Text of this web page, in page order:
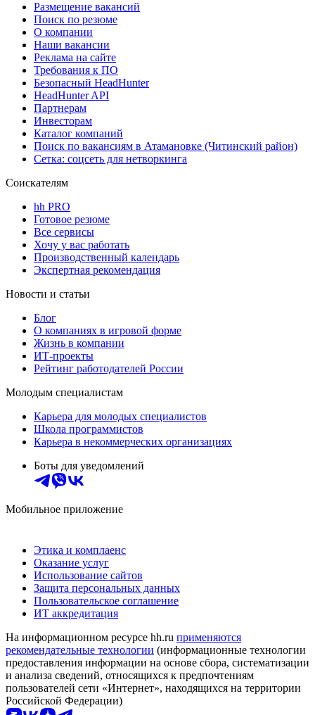
Размещение вакансий
Поиск по резюме
О компании
Наши вакансии
Реклама на сайте
Требования к ПО
Безопасный HeadHunter
HeadHunter API
Партнерам
Инвесторам
Каталог компаний
Поиск по вакансиям в Атамановке (Читинский район)
Сетка: соцсеть для нетворкинга
Соискателям
hh PRO
Готовое резюме
Все сервисы
Хочу у вас работать
Производственный календарь
Экспертная рекомендация
Новости и статьи
Блог
О компаниях в игровой форме
Жизнь в компании
ИТ-проекты
Рейтинг работодателей России
Молодым специалистам
Карьера для молодых специалистов
Школа программистов
Карьера в некоммерческих организациях
Боты для уведомлений
Мобильное приложение
Этика и комплаенс
Оказание услуг
Использование сайтов
Защита персональных данных
Пользовательское соглашение
ИТ аккредитация
На информационном ресурсе hh.ru применяются
рекомендательные технологии (информационные технологии
предоставления информации на основе сбора, систематизации
и анализа сведений, относящихся к предпочтениям
пользователей сети «Интернет», находящихся на территории
Российской Федерации)